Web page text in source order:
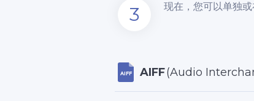
3 现在，您可以单独或
AIFF AIFF(Audio